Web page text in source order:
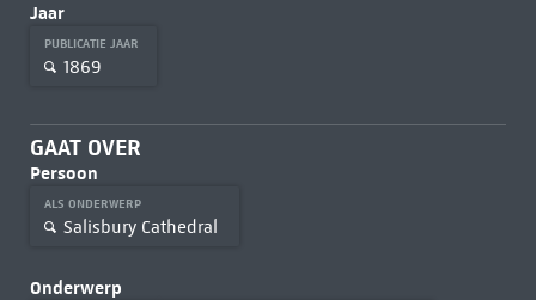
Jaar
PUBLICATIE JAAR
1869
GAAT OVER
Persoon
ALS ONDERWERP
Salisbury Cathedral
Onderwerp